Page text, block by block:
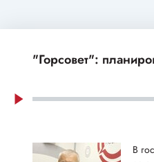
"Горсовет":
В